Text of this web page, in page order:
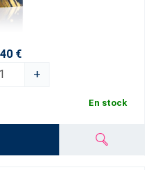
€
+
En stock